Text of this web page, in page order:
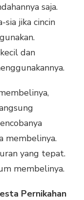
saja.
sia jika cincin
dan
membelinya.
yang tepat.
membelinya.
Pernikahan